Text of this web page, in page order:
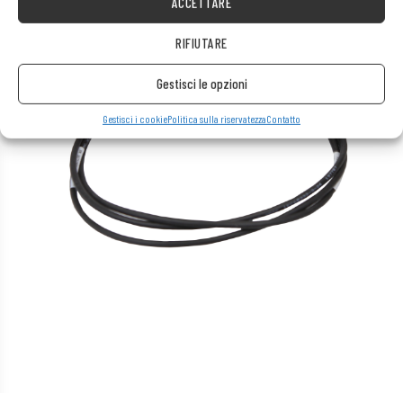
RIFIUTARE
Gestisci le opzioni
Gestisci i cookiePolitica sulla riservatezzaContatto